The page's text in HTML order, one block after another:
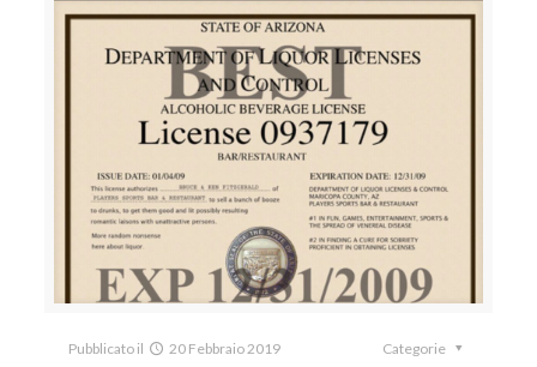
Pubblicato il 20 Febbraio 2019 Categorie